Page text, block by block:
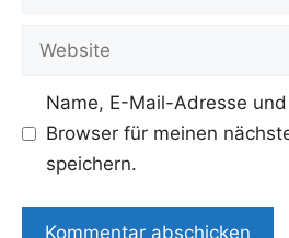
Adresse
Website
Name, E-Mail-Adresse
Browser für meinen
speichern.